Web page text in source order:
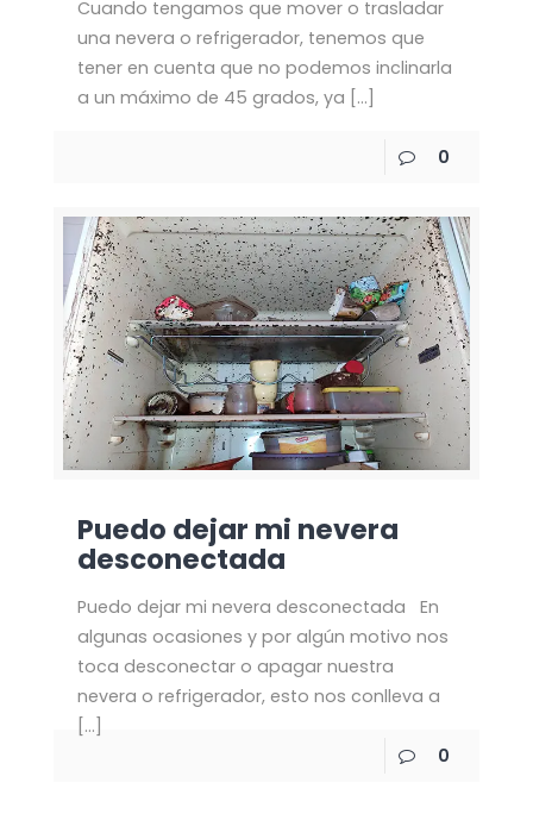
Cuando tengamos que mover o trasladar
una nevera o refrigerador, tenemos que
tener en cuenta que no podemos inclinarla
a un máximo de 45 grados, ya […]
0
Puedo dejar mi nevera
desconectada
Puedo dejar mi nevera desconectada En
algunas ocasiones y por algún motivo nos
toca desconectar o apagar nuestra
nevera o refrigerador, esto nos conlleva a
[…]
0